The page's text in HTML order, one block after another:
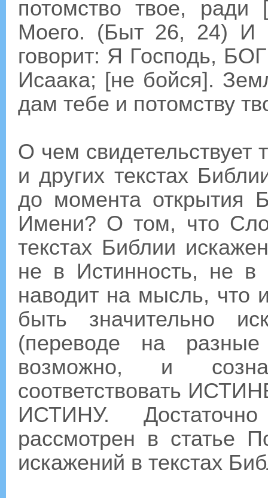
потомство твое, ради
Моего. (Быт 26, 24) И
говорит: Я Господь,
Исаака; [не бойся].
дам тебе и потомству
О чем свидетельствует
и других текстах
до момента открытия
Имени? О том, что
текстах Библии
не в Истинность, не
наводит на мысль, что
быть значительно
(переводе на
возможно, и
соответствовать
ИСТИНУ.
рассмотрен в статье
искажений в текстах